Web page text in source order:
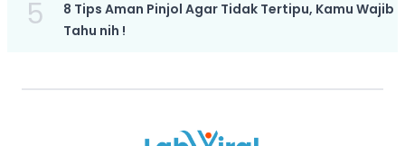
5
8 Tips Aman Pinjol Agar Tidak Tertipu, Kamu Wajib
Tahu nih !